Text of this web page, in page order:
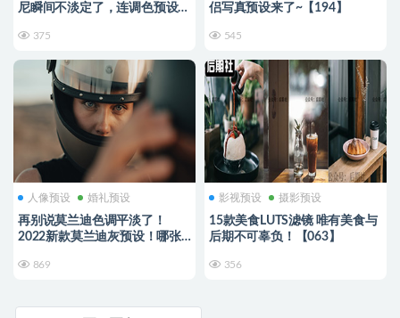
尼瞬间不淡定了，连调色预设都
375
侣写真预设来了~【194】
545
人像预设 婚礼预设
再别说莫兰迪色调平淡了！
2022新款莫兰迪灰预设！哪张
【195】
869
影视预设 摄影预设
15款美食LUTS滤镜 唯有美食与
后期不可辜负！【063】
356